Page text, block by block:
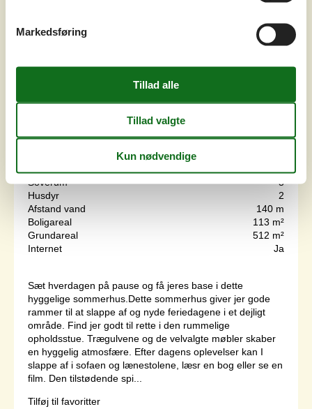
7 overnatninger
Fra DKK 2.697,-
Soverum
3
Husdyr
2
Afstand vand
140 m
Boligareal
113 m²
Grundareal
512 m²
Internet
Ja
Sæt hverdagen på pause og få jeres base i dette
hyggelige sommerhus.Dette sommerhus giver jer gode
rammer til at slappe af og nyde feriedagene i et dejligt
område. Find jer godt til rette i den rummelige
opholdsstue. Trægulvene og de velvalgte møbler skaber
en hyggelig atmosfære. Efter dagens oplevelser kan I
slappe af i sofaen og lænestolene, læsr en bog eller se en
film. Den tilstødende spi...
Tilføj til favoritter
Markedsføring